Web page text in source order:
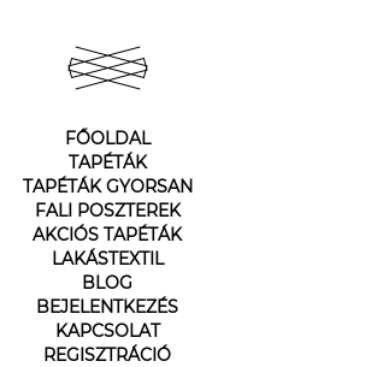
FŐOLDAL
TAPÉTÁK
TAPÉTÁK GYORSAN
FALI POSZTEREK
AKCIÓS TAPÉTÁK
LAKÁSTEXTIL
BLOG
BEJELENTKEZÉS
KAPCSOLAT
REGISZTRÁCIÓ